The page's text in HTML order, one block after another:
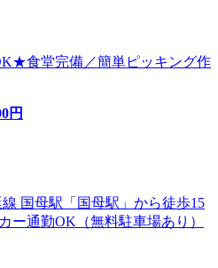
食堂完備／簡単ピッキング作
円
国母駅「国母駅」から徒歩15
通勤OK（無料駐車場あり）